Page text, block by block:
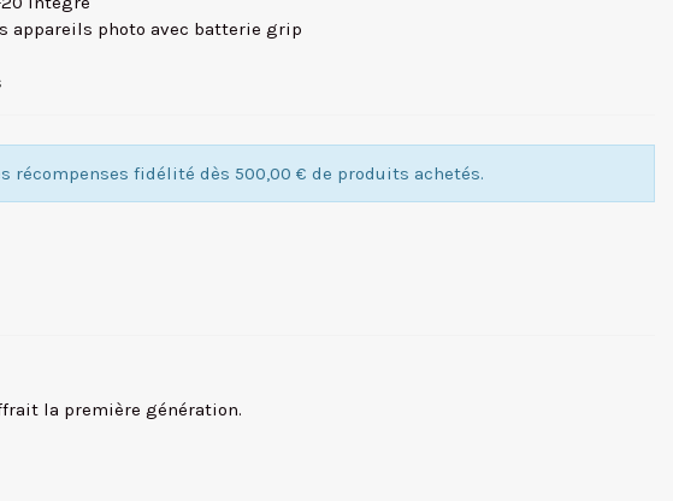
appareils photo avec batterie grip
récompenses fidélité dès 500,00 € de produits achetés.
la première génération.